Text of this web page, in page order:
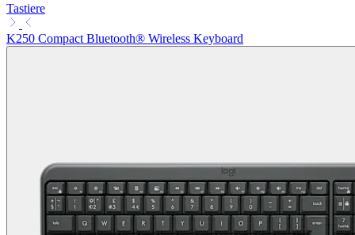
Tastiere
K250 Compact Bluetooth® Wireless Keyboard